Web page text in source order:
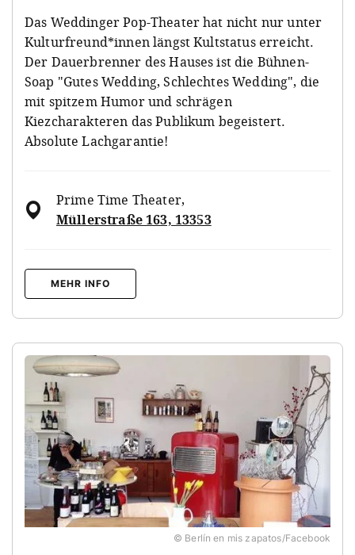
Das Weddinger Pop-Theater hat nicht nur unter
Kulturfreund*innen längst Kultstatus erreicht.
Der Dauerbrenner des Hauses ist die Bühnen-
Soap "Gutes Wedding, Schlechtes Wedding", die
mit spitzem Humor und schrägen
Kiezcharakteren das Publikum begeistert.
Absolute Lachgarantie!
Prime Time Theater,
Müllerstraße 163, 13353
MEHR INFO
© Berlín en mis zapatos/Facebook